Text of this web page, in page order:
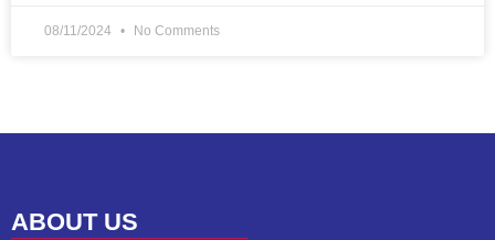
08/11/2024 No Comments
ABOUT US